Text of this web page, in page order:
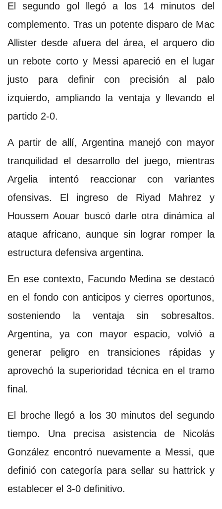
El segundo gol llegó a los 14 minutos del
complemento. Tras un potente disparo de Mac
Allister desde afuera del área, el arquero dio
un rebote corto y Messi apareció en el lugar
justo para definir con precisión al palo
izquierdo, ampliando la ventaja y llevando el
partido 2-0.
A partir de allí, Argentina manejó con mayor
tranquilidad el desarrollo del juego, mientras
Argelia intentó reaccionar con variantes
ofensivas. El ingreso de Riyad Mahrez y
Houssem Aouar buscó darle otra dinámica al
ataque africano, aunque sin lograr romper la
estructura defensiva argentina.
En ese contexto, Facundo Medina se destacó
en el fondo con anticipos y cierres oportunos,
sosteniendo la ventaja sin sobresaltos.
Argentina, ya con mayor espacio, volvió a
generar peligro en transiciones rápidas y
aprovechó la superioridad técnica en el tramo
final.
El broche llegó a los 30 minutos del segundo
tiempo. Una precisa asistencia de Nicolás
González encontró nuevamente a Messi, que
definió con categoría para sellar su hattrick y
establecer el 3-0 definitivo.